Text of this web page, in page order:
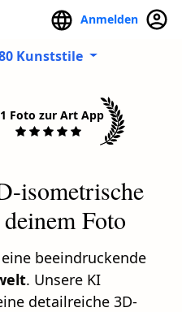
Anmelden
Kunststile
Foto zur Art App
isometrische
Foto
beeindruckende
. Unsere KI
detailreiche 3D-